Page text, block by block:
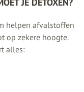
helpen afvalstoffen
op zekere hoogte.
alles: